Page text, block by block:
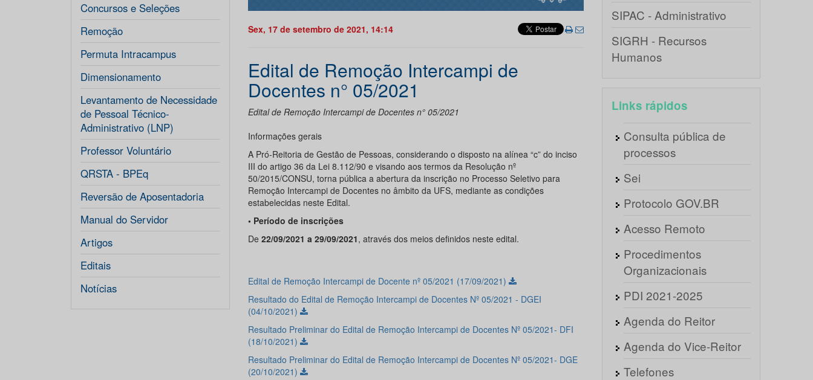
Concursos e Seleções
Remoção
Permuta Intracampus
Dimensionamento
Levantamento de Necessidade
de Pessoal Técnico-
Administrativo (LNP)
Professor Voluntário
QRSTA - BPEq
Reversão de Aposentadoria
Manual do Servidor
Artigos
Editais
Notícias
Sex, 17 de setembro de 2021, 14:14
Edital de Remoção Intercampi de
Docentes n° 05/2021
Edital de Remoção Intercampi de Docentes n° 05/2021
Informações gerais
A Pró-Reitoria de Gestão de Pessoas, considerando o disposto na alínea “c” do inciso
III do artigo 36 da Lei 8.112/90 e visando aos termos da Resolução nº
50/2015/CONSU, torna pública a abertura da inscrição no Processo Seletivo para
Remoção Intercampi de Docentes no âmbito da UFS, mediante as condições
estabelecidas neste Edital.
• Período de inscrições
De 22/09/2021 a 29/09/2021, através dos meios definidos neste edital.
Edital de Remoção Intercampi de Docente nº 05/2021 (17/09/2021)
Resultado do Edital de Remoção Intercampi de Docentes Nº 05/2021 - DGEI
(04/10/2021)
Resultado Preliminar do Edital de Remoção Intercampi de Docentes Nº 05/2021- DFI
(18/10/2021)
Resultado Preliminar do Edital de Remoção Intercampi de Docentes Nº 05/2021- DGE
(20/10/2021)
SIPAC - Administrativo
SIGRH - Recursos
Humanos
Links rápidos
Consulta pública de
processos
Sei
Protocolo GOV.BR
Acesso Remoto
Procedimentos
Organizacionais
PDI 2021-2025
Agenda do Reitor
Agenda do Vice-Reitor
Telefones